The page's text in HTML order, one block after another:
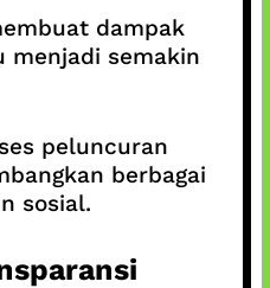
dampak
menjadi semakin
peluncuran
berbagai
sosial.